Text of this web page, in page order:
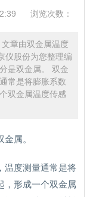
浏览次数：
文章由双金属温度
仪股份为您整理编
是双金属。 双金
常是将膨胀系数
双金属温度传感
属。
温度测量通常是将
，形成一个双金属